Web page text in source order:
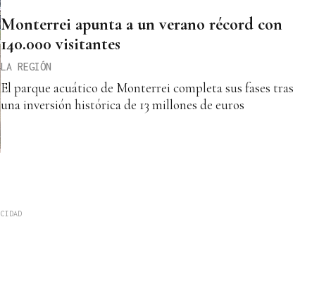
Monterrei apunta a un verano récord con
140.000 visitantes
LA REGIÓN
El parque acuático de Monterrei completa sus fases tras
una inversión histórica de 13 millones de euros